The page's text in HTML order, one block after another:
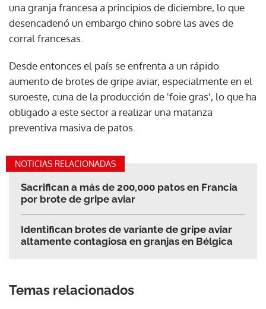
una granja francesa a principios de diciembre, lo que
desencadenó un embargo chino sobre las aves de
corral francesas.
Desde entonces el país se enfrenta a un rápido
aumento de brotes de gripe aviar, especialmente en el
suroeste, cuna de la producción de 'foie gras', lo que ha
obligado a este sector a realizar una matanza
preventiva masiva de patos.
NOTICIAS RELACIONADAS
Sacrifican a más de 200,000 patos en Francia
por brote de gripe aviar
Identifican brotes de variante de gripe aviar
altamente contagiosa en granjas en Bélgica
Temas relacionados